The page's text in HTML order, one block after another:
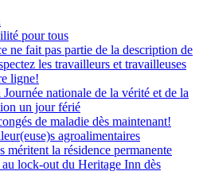
pour tous
ne fait pas partie de la description de
les travailleurs et travailleuses
ligne!
Journée nationale de la vérité et de la
un jour férié
de maladie dès maintenant!
agroalimentaires
méritent la résidence permanente
lock-out du Heritage Inn dès